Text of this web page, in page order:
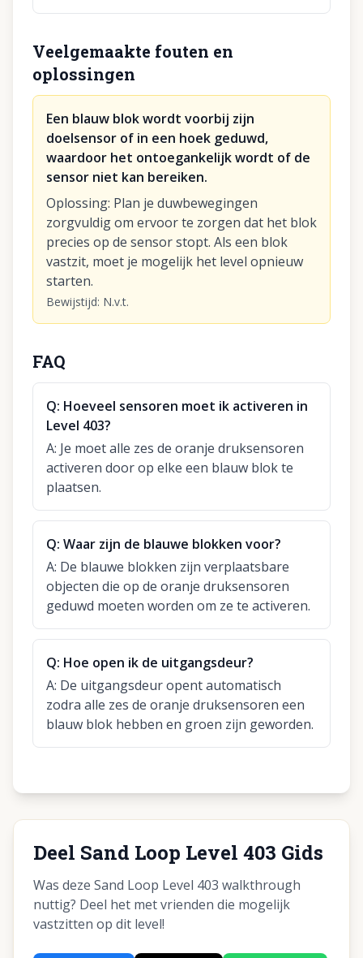
Veelgemaakte fouten en
oplossingen
Een blauw blok wordt voorbij zijn
doelsensor of in een hoek geduwd,
waardoor het ontoegankelijk wordt of de
sensor niet kan bereiken.
Oplossing: Plan je duwbewegingen
zorgvuldig om ervoor te zorgen dat het blok
precies op de sensor stopt. Als een blok
vastzit, moet je mogelijk het level opnieuw
starten.
Bewijstijd: N.v.t.
FAQ
Q: Hoeveel sensoren moet ik activeren in
Level 403?
A: Je moet alle zes de oranje druksensoren
activeren door op elke een blauw blok te
plaatsen.
Q: Waar zijn de blauwe blokken voor?
A: De blauwe blokken zijn verplaatsbare
objecten die op de oranje druksensoren
geduwd moeten worden om ze te activeren.
Q: Hoe open ik de uitgangsdeur?
A: De uitgangsdeur opent automatisch
zodra alle zes de oranje druksensoren een
blauw blok hebben en groen zijn geworden.
Deel Sand Loop Level 403 Gids
Was deze Sand Loop Level 403 walkthrough
nuttig? Deel het met vrienden die mogelijk
vastzitten op dit level!